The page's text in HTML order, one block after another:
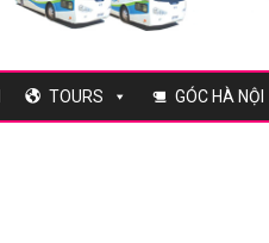
TOURS GÓC HÀ NỘI